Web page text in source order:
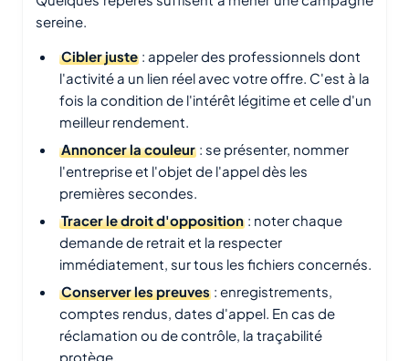
sereine.
Cibler juste : appeler des professionnels dont
l'activité a un lien réel avec votre offre. C'est à la
fois la condition de l'intérêt légitime et celle d'un
meilleur rendement.
Annoncer la couleur : se présenter, nommer
l'entreprise et l'objet de l'appel dès les
premières secondes.
Tracer le droit d'opposition : noter chaque
demande de retrait et la respecter
immédiatement, sur tous les fichiers concernés.
Conserver les preuves : enregistrements,
comptes rendus, dates d'appel. En cas de
réclamation ou de contrôle, la traçabilité
protège.